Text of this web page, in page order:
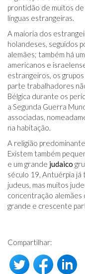
prontidão de muitos
línguas estrangeiras.
A maioria dos
holandeses, seguidos
alemães; também há
americanos e
estrangeiros, os
parte trabalhadores
Bélgica durante os
a Segunda Guerra
associadas,
na habitação.
A religião
Existem também
e um grande judaico
século 19, Antuérpia
judeus, mas muitos
concentração alemães
grande e crescente
Compartilhar: